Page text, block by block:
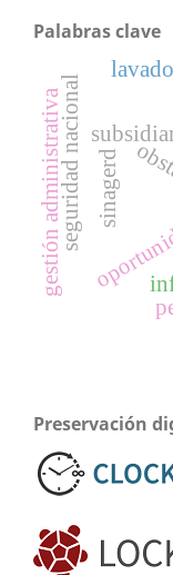
Palabras clave
sinagerd
seguridad nacional
gestión administrativa
Preservación